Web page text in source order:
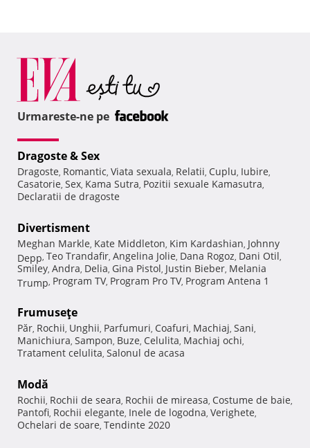
Urmareste-ne pe
Dragoste & Sex
Dragoste, Romantic, Viata sexuala, Relatii, Cuplu, Iubire,
Casatorie, Sex, Kama Sutra, Pozitii sexuale Kamasutra,
Declaratii de dragoste
Divertisment
Meghan Markle, Kate Middleton, Kim Kardashian, Johnny
Depp, Teo Trandafir, Angelina Jolie, Dana Rogoz, Dani Otil,
Smiley, Andra, Delia, Gina Pistol, Justin Bieber, Melania
Trump, Program TV, Program Pro TV, Program Antena 1
Frumuseţe
Păr, Rochii, Unghii, Parfumuri, Coafuri, Machiaj, Sani,
Manichiura, Sampon, Buze, Celulita, Machiaj ochi,
Tratament celulita, Salonul de acasa
Modă
Rochii, Rochii de seara, Rochii de mireasa, Costume de baie,
Pantofi, Rochii elegante, Inele de logodna, Verighete,
Ochelari de soare, Tendinte 2020